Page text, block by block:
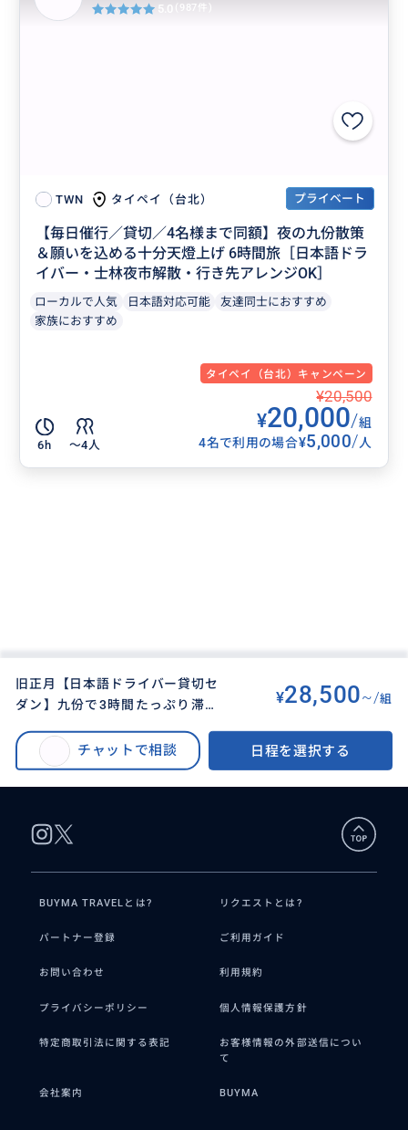
TWN タイペイ（台北） プライベート
【毎日催行／貸切／4名様まで同額】夜の九份散策
＆願いを込める十分天燈上げ 6時間旅［日本語ドラ
イバー・士林夜市解散・行き先アレンジOK］
ローカルで人気 日本語対応可能
友達同士におすすめ
家族におすすめ
タイペイ（台北）キャンペーン
6h 〜4人
¥20,500
¥20,000/組
4名で利用の場合¥5,000/人
5.0 (987件)
旧正月【日本語ドライバー貸切セ
ダン】九份で3時間たっぷり滞在
滝観光(行先アレンジ可)
¥28,500~/組
チャットで相談 日程を選択する
旧正月【日本語ドライバー貸切セダン】九份で3時間たっぷり滞在♪九份散策
&十分天燈上げ・十分滝観光(行先アレンジ可)
BUYMA TRAVELとは? リクエストとは?
パートナー登録 ご利用ガイド
お問い合わせ 利用規約
プライバシーポリシー 個人情報保護方針
特定商取引法に関する表記
お客様情報の外部送信につい
て
会社案内 BUYMA